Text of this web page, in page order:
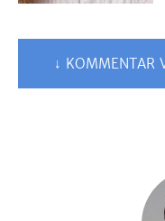
↓ KOMMENTAR